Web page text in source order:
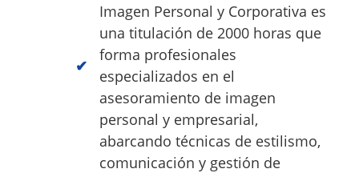
Imagen Personal y Corporativa es
una titulación de 2000 horas que
forma profesionales
especializados en el
asesoramiento de imagen
personal y empresarial,
abarcando técnicas de estilismo,
comunicación y gestión de